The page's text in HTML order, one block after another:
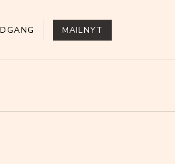
MAILNYT